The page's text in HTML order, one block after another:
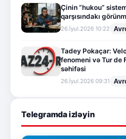
Çinin “hukou”
qarşısındakı
26.İyul.2026 10:22
Tadey Pokaçar:
fenomeni və Tur de
səhifəsi
26.İyul.2026 09:31
Telegramda izləyin